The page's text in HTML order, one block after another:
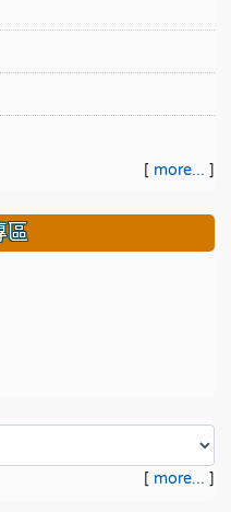
[ more... ]
區
[ more... ]